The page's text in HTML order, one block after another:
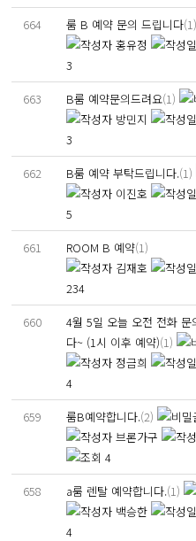
664 룸 B 예약 문의 드립니다(1)
홍유정
3
663 B룸 예약문의드려요(1)
방민지
3
662 B룸 예약 부탁드립니다.(1)
이진호
5
661 ROOM B 예약(1)
김재호
234
660
4월 5일 오늘 오전 전화 문
다~ (1시 이후 예약)(1)
정금희
4
659 룸B예약합니다.(2)
브론가구
4
658 a룸 렌탈 예약합니다.(1)
백승한
4